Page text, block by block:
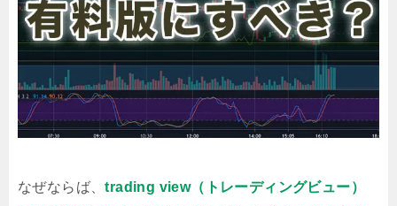
なぜならば、trading view（トレーディングビュー）